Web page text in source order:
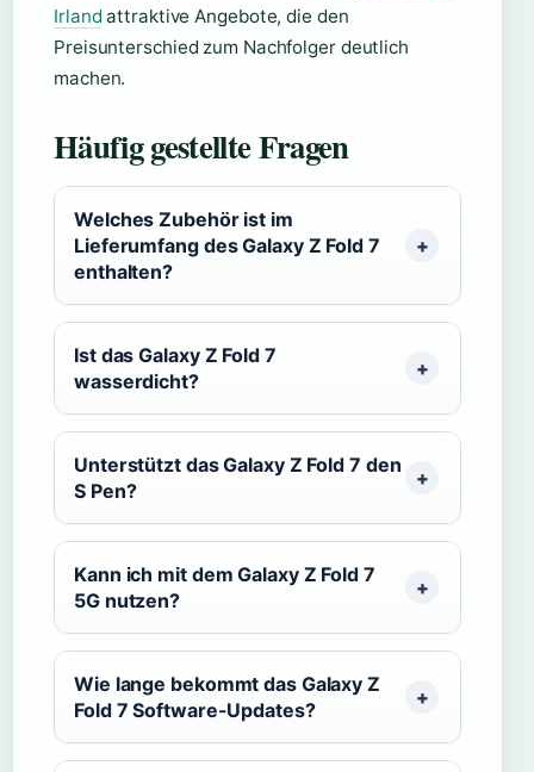
Irland attraktive Angebote, die den
Preisunterschied zum Nachfolger deutlich
machen.
Häufig gestellte Fragen
Welches Zubehör ist im
Lieferumfang des Galaxy Z Fold 7
enthalten?
Ist das Galaxy Z Fold 7
wasserdicht?
Unterstützt das Galaxy Z Fold 7 den
S Pen?
Kann ich mit dem Galaxy Z Fold 7
5G nutzen?
Wie lange bekommt das Galaxy Z
Fold 7 Software-Updates?